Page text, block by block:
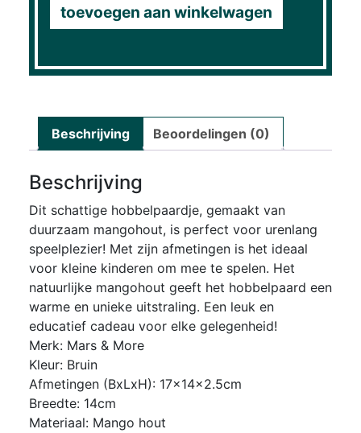
toevoegen aan winkelwagen
Beschrijving Beoordelingen (0)
Beschrijving
Dit schattige hobbelpaardje, gemaakt van
duurzaam mangohout, is perfect voor urenlang
speelplezier! Met zijn afmetingen is het ideaal
voor kleine kinderen om mee te spelen. Het
natuurlijke mangohout geeft het hobbelpaard een
warme en unieke uitstraling. Een leuk en
educatief cadeau voor elke gelegenheid!
Merk: Mars & More
Kleur: Bruin
Afmetingen (BxLxH): 17x14x2.5cm
Breedte: 14cm
Materiaal: Mango hout